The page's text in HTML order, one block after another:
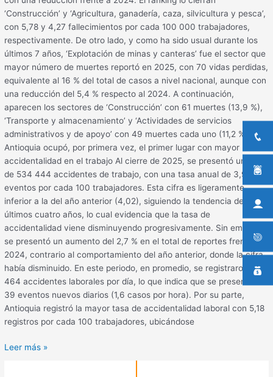
‘Construcción’ y ‘Agricultura, ganadería, caza, silvicultura y pesca’,
con 5,78 y 4,27 fallecimientos por cada 100 000 trabajadores,
respectivamente. De otro lado, y como ha sido usual durante los
últimos 7 años, ‘Explotación de minas y canteras’ fue el sector que
mayor número de muertes reportó en 2025, con 70 vidas perdidas,
equivalente al 16 % del total de casos a nivel nacional, aunque con
una reducción del 5,4 % respecto al 2024. A continuación,
aparecen los sectores de ‘Construcción’ con 61 muertes (13,9 %),
‘Transporte y almacenamiento’ y ‘Actividades de servicios
administrativos y de apoyo’ con 49 muertes cada uno (11,2 %).
Antioquia ocupó, por primera vez, el primer lugar con mayor
accidentalidad en el trabajo Al cierre de 2025, se presentó un total
de 534 444 accidentes de trabajo, con una tasa anual de 3,96
eventos por cada 100 trabajadores. Esta cifra es ligeramente
inferior a la del año anterior (4,02), siguiendo la tendencia de los
últimos cuatro años, lo cual evidencia que la tasa de
accidentalidad viene disminuyendo progresivamente. Sin embargo,
se presentó un aumento del 2,7 % en el total de reportes frente al
2024, contrario al comportamiento del año anterior, donde la cifra
había disminuido. En este periodo, en promedio, se registraron 1
464 accidentes laborales por día, lo que indica que se presentaron
39 eventos nuevos diarios (1,6 casos por hora). Por su parte,
Antioquia registró la mayor tasa de accidentalidad laboral con 5,18
registros por cada 100 trabajadores, ubicándose
Leer más »